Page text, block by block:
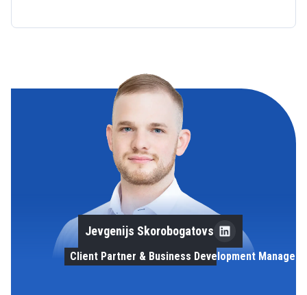
Jevgenijs Skorobogatovs
Client Partner & Business Development Manager